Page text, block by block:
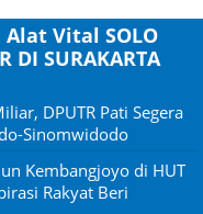
Vital SOLO
DI SURAKARTA
DPUTR Pati Segera
Sinomwidodo
Kembangjoyo di HUT
Rakyat Beri